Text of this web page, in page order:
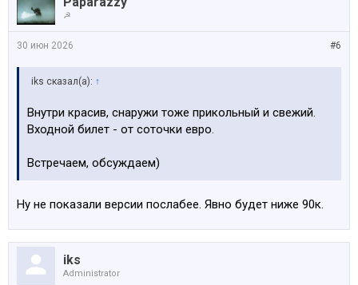
☭
#6
30 июн 2026
iks сказал(а): ↑
Внутри красив, снаружи тоже прикольный и свежий.
Входной билет - от соточки евро.
Встречаем, обсуждаем)
Ну не показали версии послабее. Явно будет ниже 90к.
iks
Administrator